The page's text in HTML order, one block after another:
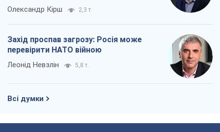
Олександр Кірш 2,3 т.
Захід проспав загрозу: Росія може
перевірити НАТО війною
Леонід Невзлін 5,8 т.
Всі думки